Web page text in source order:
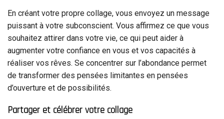
En créant votre propre collage, vous envoyez un message
puissant à votre subconscient. Vous affirmez ce que vous
souhaitez attirer dans votre vie, ce qui peut aider à
augmenter votre confiance en vous et vos capacités à
réaliser vos rêves. Se concentrer sur l’abondance permet
de transformer des pensées limitantes en pensées
d’ouverture et de possibilités.
Partager et célébrer votre collage